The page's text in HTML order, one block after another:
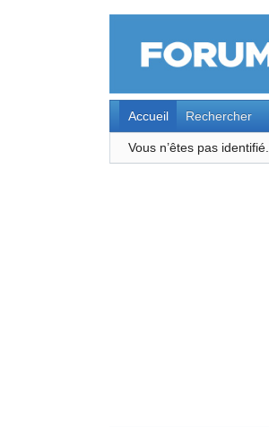
Accueil Rechercher
Vous n’êtes pas identifié.